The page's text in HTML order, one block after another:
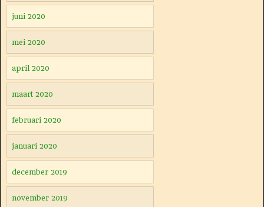
juni 2020
mei 2020
april 2020
maart 2020
februari 2020
januari 2020
december 2019
november 2019